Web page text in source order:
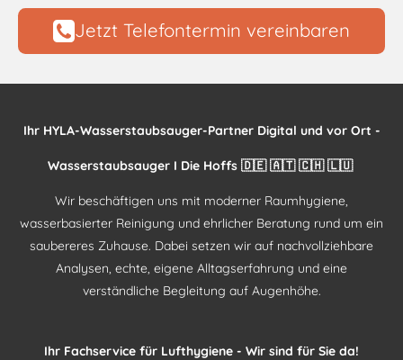
Jetzt Telefontermin vereinbaren
Ihr HYLA-Wasserstaubsauger-Partner Digital und vor Ort -
Wasserstaubsauger I Die Hoffs 🇩🇪 🇦🇹 🇨🇭 🇱🇺
Wir beschäftigen uns mit moderner Raumhygiene,
wasserbasierter Reinigung und ehrlicher Beratung rund um ein
saubereres Zuhause. Dabei setzen wir auf nachvollziehbare
Analysen, echte, eigene Alltagserfahrung und eine
verständliche Begleitung auf Augenhöhe.
Ihr Fachservice für Lufthygiene - Wir sind für Sie da!